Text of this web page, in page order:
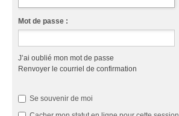
Mot de passe :
J’ai oublié mon mot de passe
Renvoyer le courriel de confirmation
Se souvenir de moi